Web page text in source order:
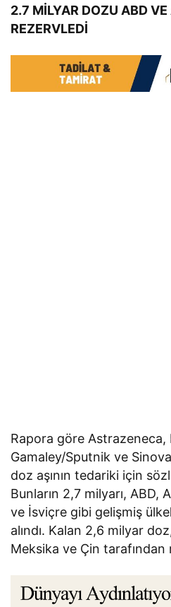
2.7 MİLYAR DOZU ABD VE
REZERVLEDİ
Rapora göre Astrazeneca,
Gamaley/Sputnik ve
doz aşının tedariki için
Bunların 2,7 milyarı, ABD,
ve İsviçre gibi gelişmiş
alındı. Kalan 2,6 milyar
Meksika ve Çin